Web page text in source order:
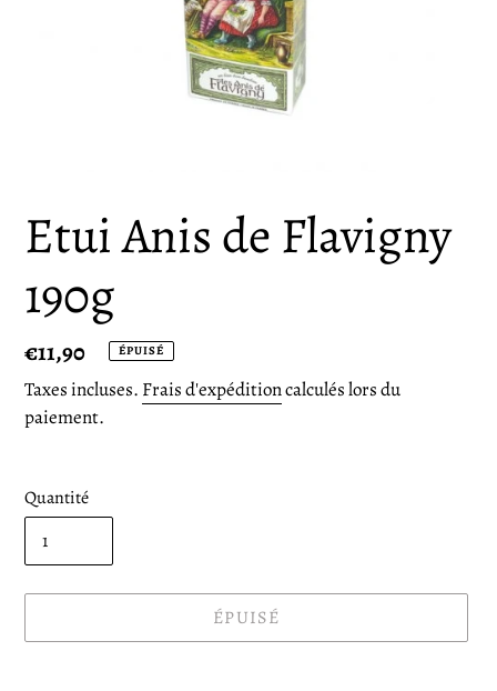
Etui Anis de Flavigny
190g
Prix
normal
€11,90 ÉPUISÉ
Taxes incluses. Frais d'expéditioncalculés lors du
paiement.
Quantité
ÉPUISÉ